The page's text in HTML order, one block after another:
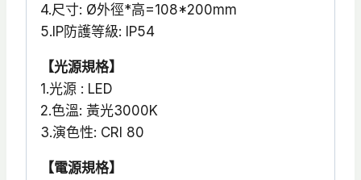
4.尺寸: Ø外徑*高=108*200mm
5.IP防護等級: IP54
【光源規格】
1.光源 : LED
2.色溫: 黃光3000K
3.演色性: CRI 80
【電源規格】